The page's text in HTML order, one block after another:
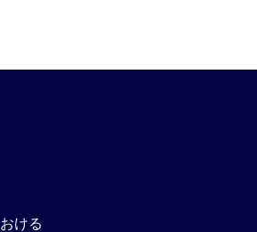
ける